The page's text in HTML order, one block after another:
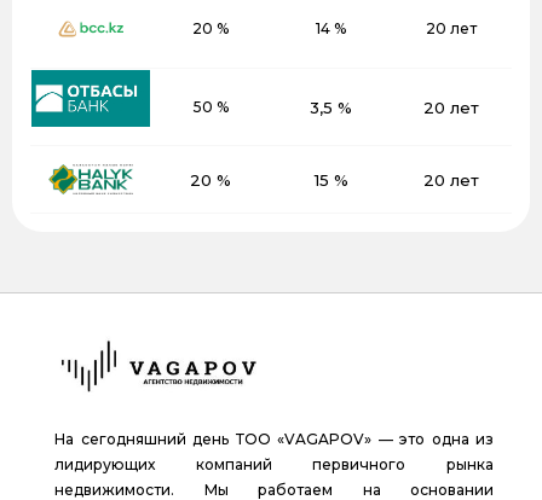
20 % 14 % 20 лет
50 % 3,5 % 20 лет
20 % 15 % 20 лет
На сегодняшний день ТОО «VAGAPOV» — это одна из
лидирующих компаний первичного рынка
недвижимости. Мы работаем на основании